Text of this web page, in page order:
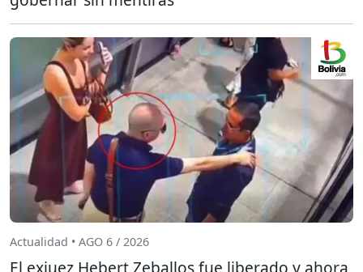
Actualidad • AGO 6 / 2026
El exjuez Hebert Zeballos fue liberado y ahora